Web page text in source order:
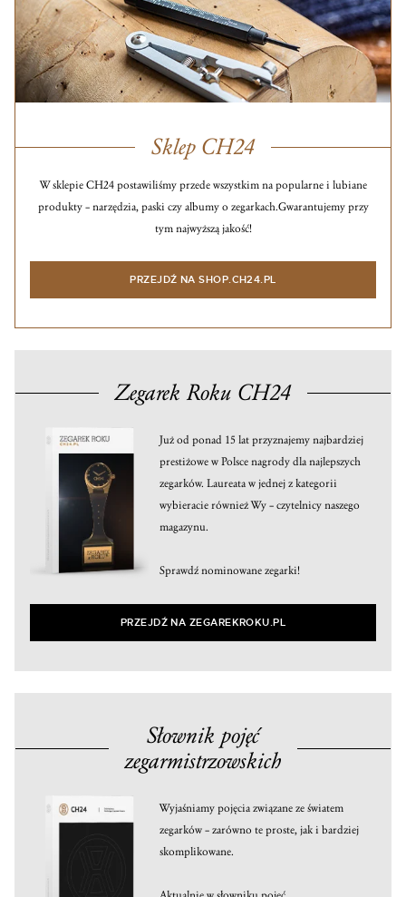
Sklep CH24
W sklepie CH24 postawiliśmy przede wszystkim na popularne i lubiane
produkty – narzędzia, paski czy albumy o zegarkach.Gwarantujemy przy
tym najwyższą jakość!
PRZEJDŹ NA SHOP.CH24.PL
Zegarek Roku CH24
Już od ponad 15 lat przyznajemy najbardziej
prestiżowe w Polsce nagrody dla najlepszych
zegarków. Laureata w jednej z kategorii
wybieracie również Wy – czytelnicy naszego
magazynu.
Sprawdź nominowane zegarki!
PRZEJDŹ NA ZEGAREKROKU.PL
Słownik pojęć
zegarmistrzowskich
Wyjaśniamy pojęcia związane ze światem
zegarków – zarówno te proste, jak i bardziej
skomplikowane.